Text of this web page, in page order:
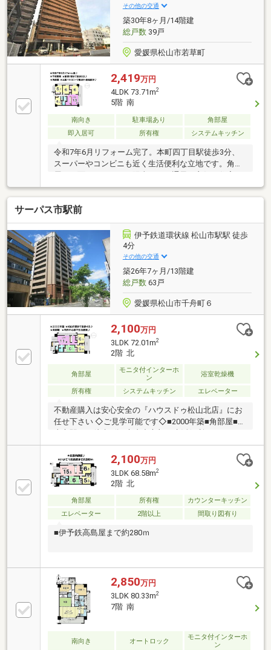
その他の交通
築30年8ヶ月/14階建
総戸数39戸
愛媛県松山市若草町
2,419万円
4LDK 73.71m2
5階 南
南向き 駐車場あり
角部屋
即入居可
所有権 システムキッチン
令和7年6月リフォーム完了。本町四丁目駅徒歩3分、
スーパーやコンビニも近く生活便利な立地です。角部
屋・三面バルコニーで陽当たり・通風も良好。住宅ロ
ーンのご相談や金融機関の比較、無理のない資金計画
についても丁寧にサポートいたします。
サーパス市駅前
伊予鉄道環状線 松山市駅駅 徒歩
4分
その他の交通
築26年7ヶ月/13階建
総戸数63戸
愛媛県松山市千舟町６
2,100万円
3LDK 72.01m2
2階 北
角部屋
モニタ付インターホ
ン
浴室乾燥機
所有権 システムキッチン エレベーター
不動産購入は安心安全の『ハウスドゥ松山北店』にお
任せ下さい ◇ご見学可能です◇■2000年築■角部屋■松
2,100万円
3LDK 68.58m2
2階 北
角部屋 所有権
カウンターキッチン
エレベーター
2階以上 間取り図有り
■伊予鉄高島屋まで約280ｍ
2,850万円
3LDK 80.33m2
7階 南
南向き オートロック
モニタ付インターホ
ン